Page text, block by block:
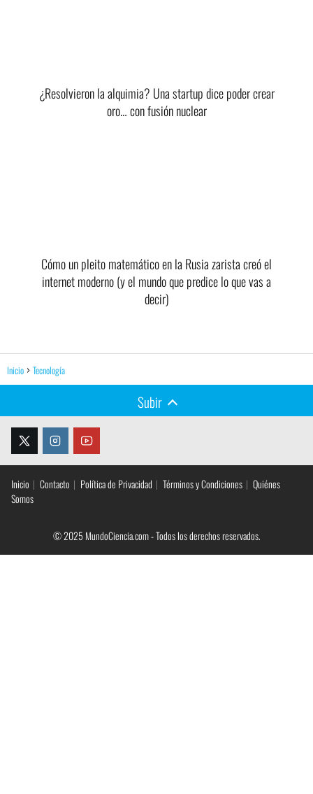
¿Resolvieron la alquimia? Una startup dice poder crear
oro… con fusión nuclear
Cómo un pleito matemático en la Rusia zarista creó el
internet moderno (y el mundo que predice lo que vas a
decir)
Inicio Tecnología
Subir
Inicio Contacto Política de Privacidad Términos y Condiciones
Quiénes
Somos
© 2025 MundoCiencia.com - Todos los derechos reservados.